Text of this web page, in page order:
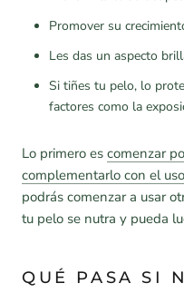
Promover su
Les das un aspecto
Si tiñes tu pelo, lo
factores como la
Lo primero es comenzar
complementarlo con el
podrás comenzar a usar
tu pelo se nutra y pueda
QUÉ PASA SI